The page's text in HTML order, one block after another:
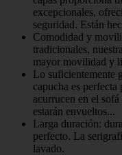
excepcionales,
seguridad. Están
Comodidad y
tradicionales,
mayor movilidad y
Lo suficientemente
capucha es
acurrucen en el
estarán envueltos...
Larga duración:
perfecto. La
lavado.